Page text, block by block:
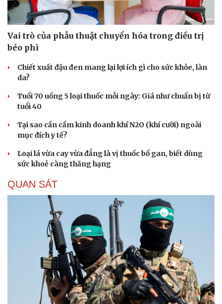
Vai trò của phẫu thuật chuyển hóa trong điều trị
béo phì
Chiết xuất đậu đen mang lại lợi ích gì cho sức khỏe, làn
da?
Tuổi 70 uống 5 loại thuốc mỗi ngày: Giá như chuẩn bị từ
tuổi 40
Tại sao cần cấm kinh doanh khí N2O (khí cười) ngoài
mục đích y tế?
Loại lá vừa cay vừa đắng là vị thuốc bổ gan, biết dùng
sức khoẻ càng thăng hạng
QUAN SÁT